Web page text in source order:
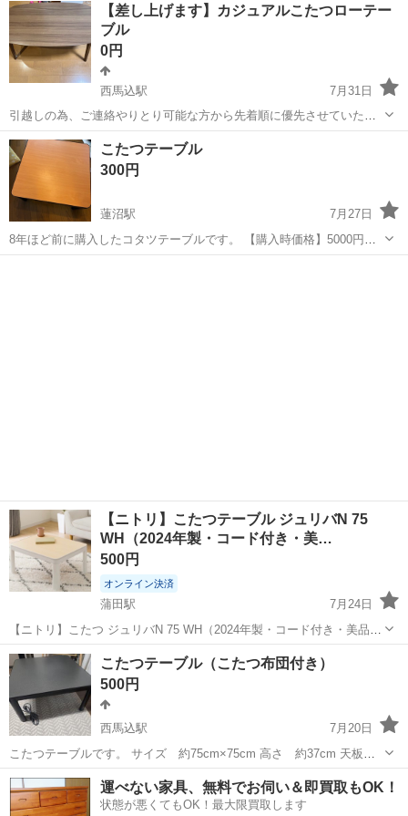
【差し上げます】カジュアルこたつローテー
ブル
0円
西馬込駅
7月31日
引越しの為、ご連絡やりとり可能な方から先着順に優先させていただ
きます。指定先までお車で引き取り頂ける方優先いたします。 こたつ
布団はありません。テーブルとして使用してました。 使用感の傷若干
あります。冬はこたつでも使用でき...
東京 大田区 西馬込駅 テーブル
こたつテーブル
300円
蓮沼駅
7月27日
8年ほど前に購入したコタツテーブルです。 【購入時価格】5000円ぐ
らい 【サイズ】縦：75cm、横：75cm、高さ：39cm （大体です）
【ニトリ】こたつテーブル ジュリバN 75
WH（2024年製・コード付き・美…
500円
オンライン決済
蒲田駅
7月24日
【ニトリ】こたつ ジュリバN 75 WH（2024年製・コード付き・美品）
ニトリのこたつ「ジュリバN 75 WH」です。 ・75×75cm ・天板はホ
ワイトとナチュラルの2way、目立つ汚れはなし ・2024年製 ・こた...
東京 大田区 蒲田駅 テーブル
こたつテーブル（こたつ布団付き）
500円
西馬込駅
7月20日
こたつテーブルです。 サイズ 約75cm×75cm 高さ 約37cm 天板テ
ーブル部分はグレーと木目調が選べるリバーシブルになっています。
こたつ布団も同様にリバーシブルタイプとなっています。 一応洗濯は
しておりますが、...
東京 大田区 西馬込駅 テーブル
運べない家具、無料でお伺い＆即買取もOK！
状態が悪くてもOK！最大限買取します